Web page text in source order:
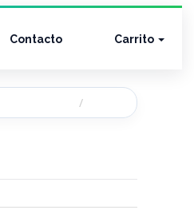
Contacto Carrito